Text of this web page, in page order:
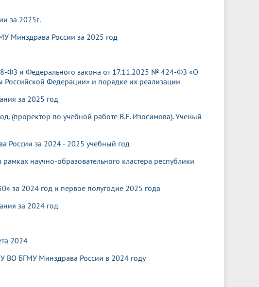
Карта сайта
Внутренняя оценка качества
Всероссийская студенческая
олимпиада по хирургии с
международным участием
Аккредитация специалиста
Наставничество в сфере
Грантовые фонды
Публикационная активность
НИИ кардиологии
образа жизни
Юбиляры
Великой Отечественной войне
вестник" «МЕДМОЛ»
за 2025г.
Минздрава России за 2025 год
ФЗ и Федерального закона от 17.11.2025 № 424-ФЗ «О
Российской Федерации» и порядке их реализации
за 2025 год
(проректор по учебной работе В.Е. Изосимова). Ученый
России за 2024 - 2025 учебный год
научно-образовательного кластера республики
за 2024 год и первое полугодие 2025 года
за 2024 год
2024
ВО БГМУ Минздрава России в 2024 году​